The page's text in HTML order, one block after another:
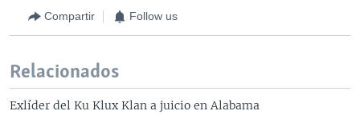
Compartir Follow us
Relacionados
Exlíder del Ku Klux Klan a juicio en Alabama